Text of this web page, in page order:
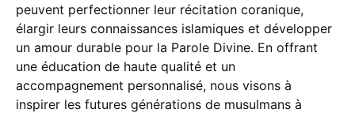
peuvent perfectionner leur récitation coranique,
élargir leurs connaissances islamiques et développer
un amour durable pour la Parole Divine. En offrant
une éducation de haute qualité et un
accompagnement personnalisé, nous visons à
inspirer les futures générations de musulmans à